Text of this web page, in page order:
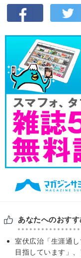
あなたへのおすす
室伏広治「生涯通
目指しています」